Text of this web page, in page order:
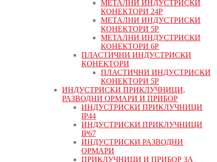
МЕТАЛНИ ИНДУСТРИСКИ
КОНЕКТОРИ 24P
МЕТАЛНИ ИНДУСТРИСКИ
КОНЕКТОРИ 5P
МЕТАЛНИ ИНДУСТРИСКИ
КОНЕКТОРИ 6P
ПЛАСТИЧНИ ИНДУСТРИСКИ
КОНЕКТОРИ
ПЛАСТИЧНИ ИНДУСТРИСКИ
КОНЕКТОРИ 5P
ИНДУСТРИСКИ ПРИКЛУЧНИЦИ,
РАЗВОДНИ ОРМАРИ И ПРИБОР
ИНДУСТРИСКИ ПРИКЛУЧНИЦИ
IP44
ИНДУСТРИСКИ ПРИКЛУЧНИЦИ
IP67
ИНДУСТРИСКИ РАЗВОДНИ
ОРМАРИ
ПРИКЛУЧНИЦИ И ПРИБОР ЗА